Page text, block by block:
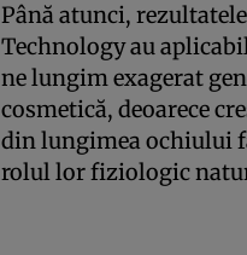
Până atunci,
Technology au
ne lungim exagerat
cosmetică, deoarece
din lungimea ochiului
rolul lor fiziologic